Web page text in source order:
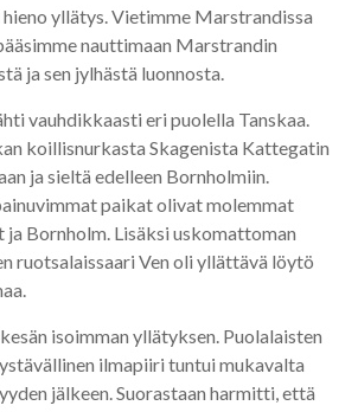
yllätys. Vietimme Marstrandissa
nauttimaan Marstrandin
ja sen jylhästä luonnosta.
vauhdikkaasti eri puolella Tanskaa.
koillisnurkasta Skagenista Kattegatin
ja sieltä edelleen Bornholmiin.
paikat olivat molemmat
ja Bornholm. Lisäksi uskomattoman
ruotsalaissaari Ven oli yllättävä löytö
isoimman yllätyksen. Puolalaisten
ilmapiiri tuntui mukavalta
jälkeen. Suorastaan harmitti, että